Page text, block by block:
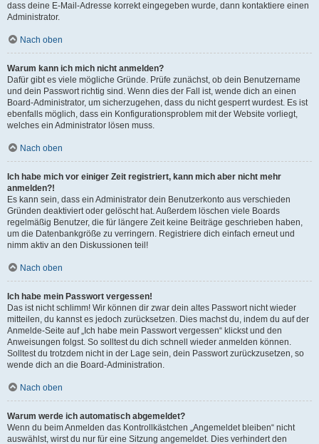
dass deine E-Mail-Adresse korrekt eingegeben wurde, dann kontaktiere einen
Administrator.
Nach oben
Warum kann ich mich nicht anmelden?
Dafür gibt es viele mögliche Gründe. Prüfe zunächst, ob dein Benutzername
und dein Passwort richtig sind. Wenn dies der Fall ist, wende dich an einen
Board-Administrator, um sicherzugehen, dass du nicht gesperrt wurdest. Es ist
ebenfalls möglich, dass ein Konfigurationsproblem mit der Website vorliegt,
welches ein Administrator lösen muss.
Nach oben
Ich habe mich vor einiger Zeit registriert, kann mich aber nicht mehr
anmelden?!
Es kann sein, dass ein Administrator dein Benutzerkonto aus verschieden
Gründen deaktiviert oder gelöscht hat. Außerdem löschen viele Boards
regelmäßig Benutzer, die für längere Zeit keine Beiträge geschrieben haben,
um die Datenbankgröße zu verringern. Registriere dich einfach erneut und
nimm aktiv an den Diskussionen teil!
Nach oben
Ich habe mein Passwort vergessen!
Das ist nicht schlimm! Wir können dir zwar dein altes Passwort nicht wieder
mitteilen, du kannst es jedoch zurücksetzen. Dies machst du, indem du auf der
Anmelde-Seite auf „Ich habe mein Passwort vergessen“ klickst und den
Anweisungen folgst. So solltest du dich schnell wieder anmelden können.
Solltest du trotzdem nicht in der Lage sein, dein Passwort zurückzusetzen, so
wende dich an die Board-Administration.
Nach oben
Warum werde ich automatisch abgemeldet?
Wenn du beim Anmelden das Kontrollkästchen „Angemeldet bleiben“ nicht
auswählst, wirst du nur für eine Sitzung angemeldet. Dies verhindert den